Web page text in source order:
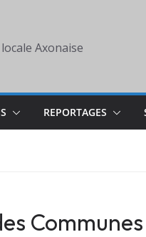
Axonaise
REPORTAGES